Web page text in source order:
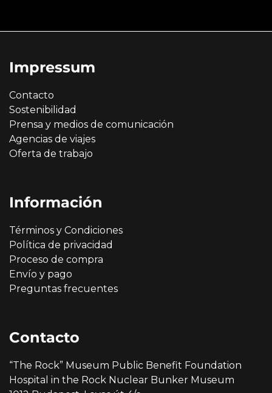
Impressum
Contacto
Sostenibilidad
Prensa y medios de comunicación
Agencias de viajes
Oferta de trabajo
Información
Términos y Condiciones
Política de privacidad
Proceso de compra
Envío y pago
Preguntas frecuentes
Contacto
“The Rock” Museum Public Benefit Foundation
Hospital in the Rock Nuclear Bunker Museum